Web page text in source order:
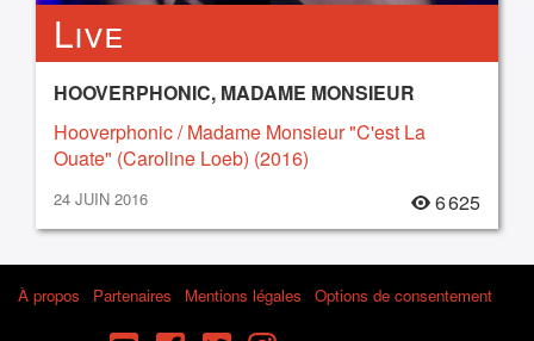
Live
HOOVERPHONIC, MADAME MONSIEUR
Hooverphonic / Madame Monsieur "C'est La
Ouate" (Caroline Loeb) (2016)
24 JUIN 2016 6 625
À propos Partenaires Mentions légales Options de consentement